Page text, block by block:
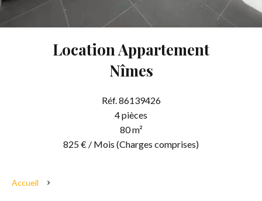
Location Appartement
Nîmes
Réf. 86139426
4 pièces
80 m²
825 € / Mois (Charges comprises)
Accueil